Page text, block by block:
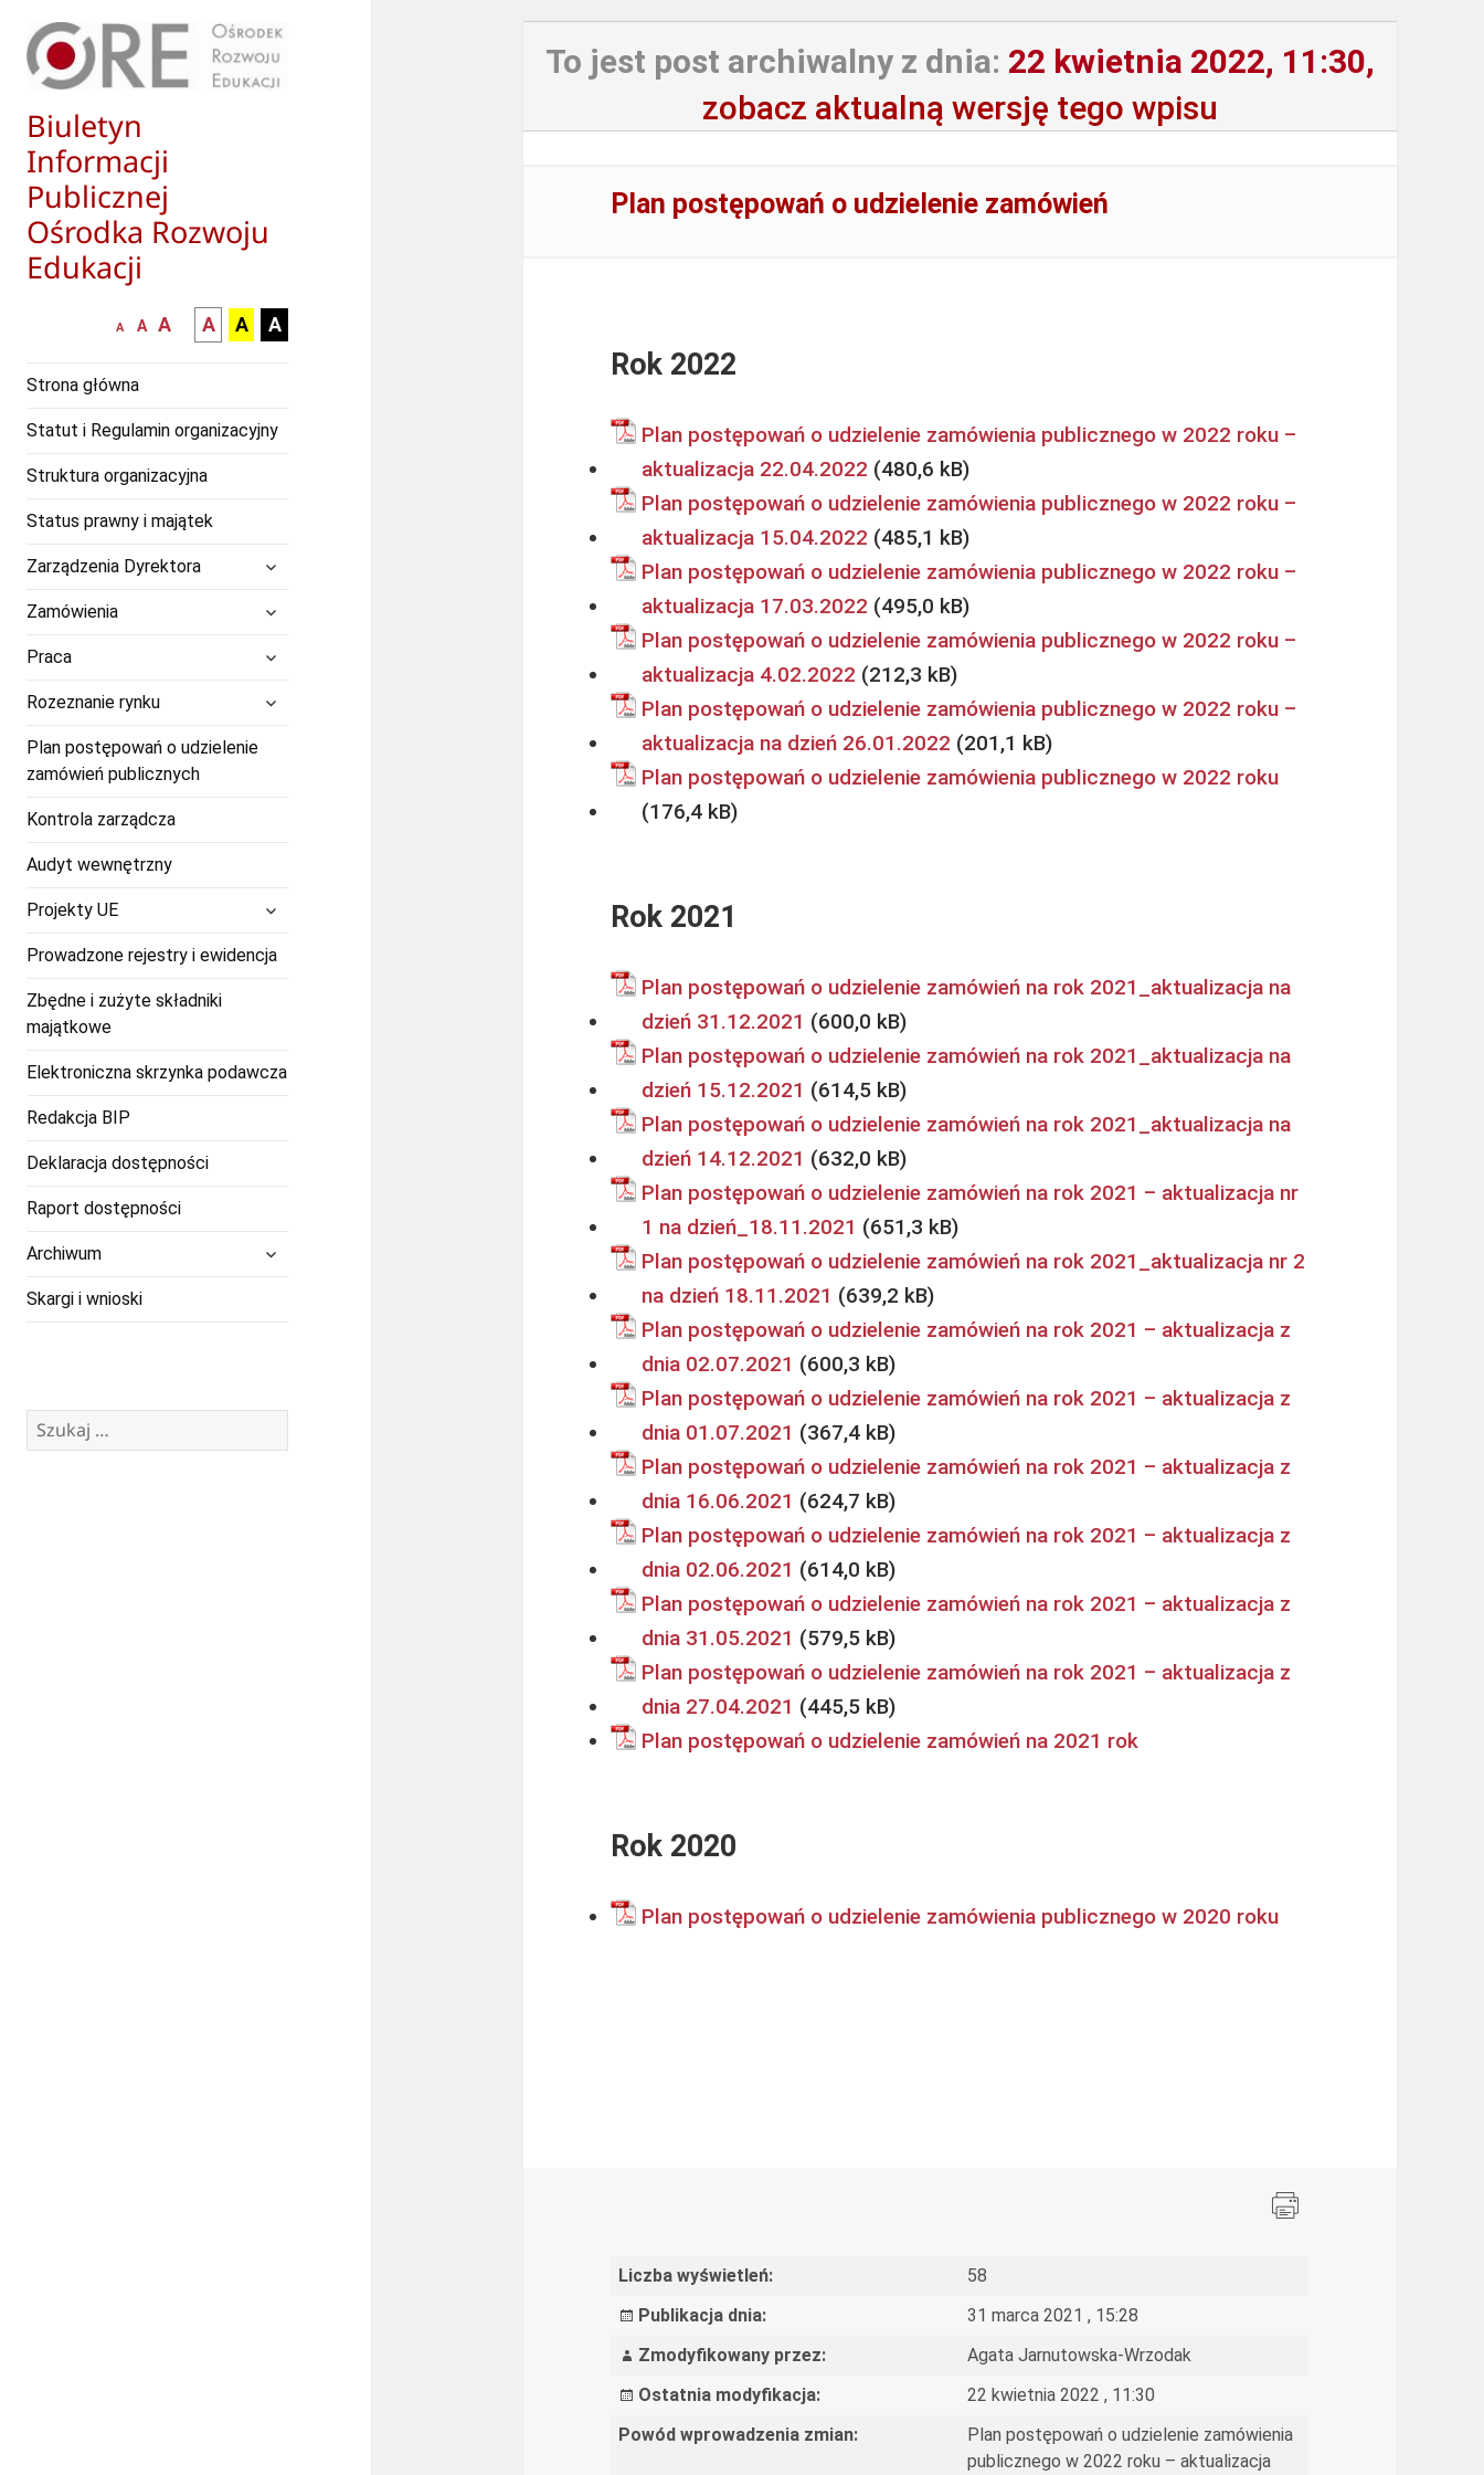
Biuletyn
Informacji
Publicznej
Ośrodka Rozwoju
Edukacji
mniejsza
A
normalna
A
większa-
czcionka
A
kontrast
czarny
białym
A
kontrast
czarny
zółtym
A
kontrast
żółty
A
Strona główna
Statut i Regulamin organizacyjny
Struktura organizacyjna
Status prawny i majątek
Zarządzenia Dyrektora
rozwiń
menu
Zamówienia
Praca
Rozeznanie rynkurozwiń
menu
potomne
Plan postępowań o udzielenie
zamówień publicznych
Kontrola zarządcza
Audyt wewnętrzny
Projekty UE
potomne
Prowadzone rejestry i ewidencja
Zbędne i zużyte składniki
majątkowe
Elektroniczna skrzynka podawcza
Redakcja BIP
Deklaracja dostępności
Raport dostępności
Archiwum
Skargi i wnioski
Szukaj:
To jest post archiwalny z dnia: 22 kwietnia 2022, 11:30,
zobacz aktualną wersję tego wpisu
Plan postępowań o udzielenie zamówień
Rok 2022
Plan postępowań o udzielenie zamówienia publicznego w 2022 roku –
aktualizacja 22.04.2022
Plan postępowań o udzielenie zamówienia publicznego w 2022 roku –
aktualizacja 15.04.2022
Plan postępowań o udzielenie zamówienia publicznego w 2022 roku –
aktualizacja 17.03.2022
Plan postępowań o udzielenie zamówienia publicznego w 2022 roku –
aktualizacja 4.02.2022
Plan postępowań o udzielenie zamówienia publicznego w 2022 roku –
aktualizacja na dzień 26.01.2022
Plan postępowań o udzielenie zamówienia publicznego w 2022 roku
Rok 2021
Plan postępowań o udzielenie zamówień na rok 2021_aktualizacja na
dzień 31.12.2021
Plan postępowań o udzielenie zamówień na rok 2021_aktualizacja na
dzień 15.12.2021
Plan postępowań o udzielenie zamówień na rok 2021_aktualizacja na
dzień 14.12.2021
Plan postępowań o udzielenie zamówień na rok 2021 – aktualizacja nr
1 na dzień_18.11.2021
Plan postępowań o udzielenie zamówień na rok 2021_aktualizacja nr 2
na dzień 18.11.2021
Plan postępowań o udzielenie zamówień na rok 2021 – aktualizacja z
dnia 02.07.2021
Plan postępowań o udzielenie zamówień na rok 2021 – aktualizacja z
dnia 01.07.2021
Plan postępowań o udzielenie zamówień na rok 2021 – aktualizacja z
dnia 16.06.2021
Plan postępowań o udzielenie zamówień na rok 2021 – aktualizacja z
dnia 02.06.2021
Plan postępowań o udzielenie zamówień na rok 2021 – aktualizacja z
dnia 31.05.2021
Plan postępowań o udzielenie zamówień na rok 2021 – aktualizacja z
dnia 27.04.2021
Plan postępowań o udzielenie zamówień na 2021 rok
Rok 2020
Plan postępowań o udzielenie zamówienia publicznego w 2020 roku
Liczba wyświetleń:
58
Publikacja dnia:
31 marca 2021 , 15:28
Zmodyfikowany przez:
Agata Jarnutowska-Wrzodak
Ostatnia modyfikacja:
22 kwietnia 2022 , 11:30
Powód wprowadzenia zmian:
Plan postępowań o udzielenie zamówienia
publicznego w 2022 roku – aktualizacja